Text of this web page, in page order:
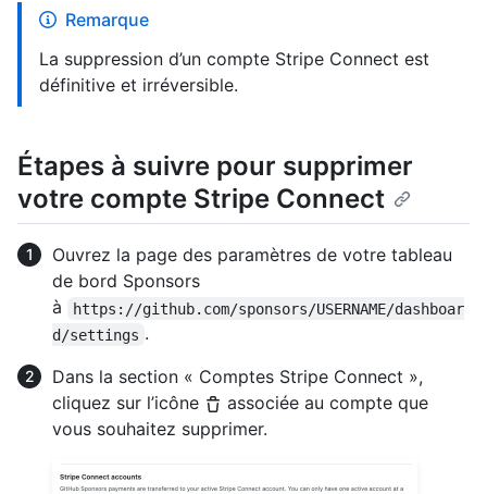
Remarque
La suppression d’un compte Stripe Connect est
définitive et irréversible.
Étapes à suivre pour supprimer
votre compte Stripe Connect
Ouvrez la page des paramètres de votre tableau
de bord Sponsors
à
https://github.com/sponsors/USERNAME/dashboar
d/settings .
Dans la section « Comptes Stripe Connect »,
cliquez sur l’icône
associée au compte que
vous souhaitez supprimer.